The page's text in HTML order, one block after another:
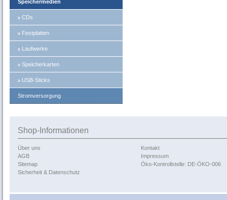
Speichermedien
CDs
Festplatten
Laufwerke
Speicherkarten
USB-Sticks
Stromversorgung
Shop-Informationen
Über uns
AGB
Sitemap
Sicherheit & Datenschutz
Kontakt
Impressum
Öko-Kontrollstelle: DE-ÖKO-006